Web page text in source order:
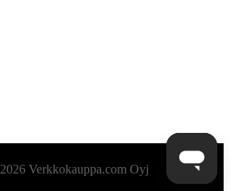
Verkkokauppa.com Oyj